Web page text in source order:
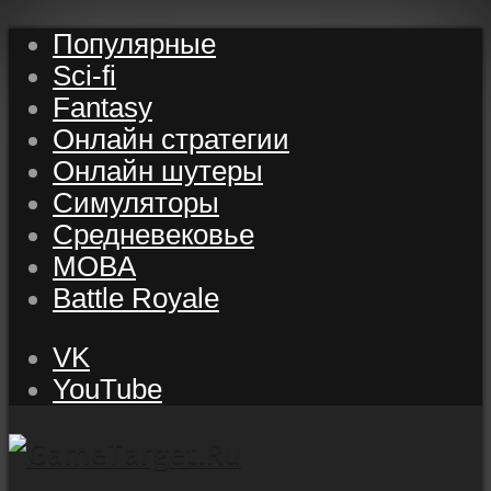
Популярные
Sci-fi
Fantasy
Онлайн стратегии
Онлайн шутеры
Симуляторы
Средневековье
MOBA
Battle Royale
VK
YouTube